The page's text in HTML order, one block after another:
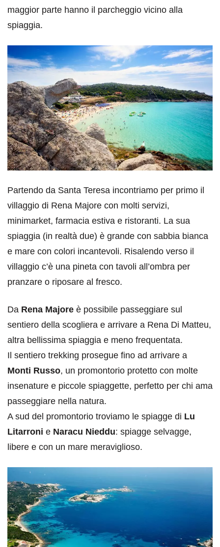
maggior parte hanno il parcheggio vicino alla
spiaggia.
Partendo da Santa Teresa incontriamo per primo il
villaggio di Rena Majore con molti servizi,
minimarket, farmacia estiva e ristoranti. La sua
spiaggia (in realtà due) è grande con sabbia bianca
e mare con colori incantevoli. Risalendo verso il
villaggio c’è una pineta con tavoli all’ombra per
pranzare o riposare al fresco.
Da Rena Majore è possibile passeggiare sul
sentiero della scogliera e arrivare a Rena Di Matteu,
altra bellissima spiaggia e meno frequentata.
Il sentiero trekking prosegue fino ad arrivare a
Monti Russo, un promontorio protetto con molte
insenature e piccole spiaggette, perfetto per chi ama
passeggiare nella natura.
A sud del promontorio troviamo le spiagge di Lu
Litarroni e Naracu Nieddu: spiagge selvagge,
libere e con un mare meraviglioso.